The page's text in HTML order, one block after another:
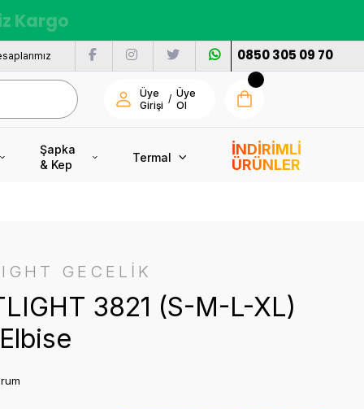
Kargo
0850 305 09 70
Üye
Girişi
/ Üye
Ol
Şapka
& Kep
Termal
İNDİRİMLİ
ÜRÜNLER
GECELİK
3821 (S-M-L-XL)